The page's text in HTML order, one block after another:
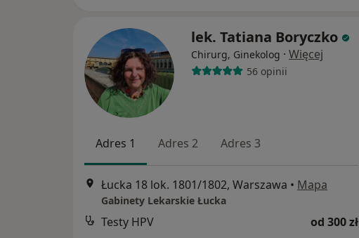
lek. Tatiana Boryczko
Chirurg, Ginekolog · Więcej
56 opinii
Adres 1 Adres 2 Adres 3
Łucka 18 lok. 1801/1802, Warszawa • Mapa
Gabinety Lekarskie Łucka
Testy HPV od 300 zł